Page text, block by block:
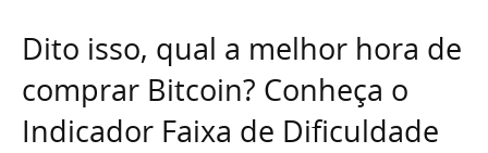
Dito isso, qual a melhor hora de
comprar Bitcoin? Conheça o
Indicador Faixa de Dificuldade